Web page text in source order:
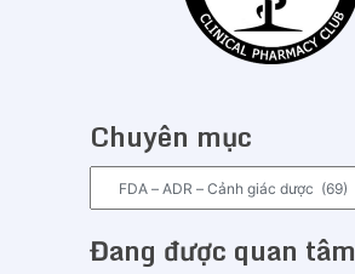
Chuyên mục
mục
Đang được quan tâm